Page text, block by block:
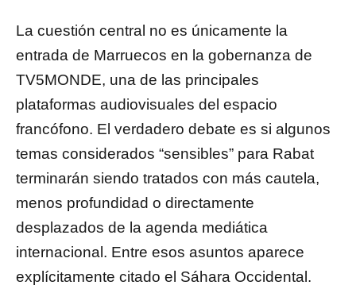
La cuestión central no es únicamente la
entrada de Marruecos en la gobernanza de
TV5MONDE, una de las principales
plataformas audiovisuales del espacio
francófono. El verdadero debate es si algunos
temas considerados “sensibles” para Rabat
terminarán siendo tratados con más cautela,
menos profundidad o directamente
desplazados de la agenda mediática
internacional. Entre esos asuntos aparece
explícitamente citado el Sáhara Occidental.